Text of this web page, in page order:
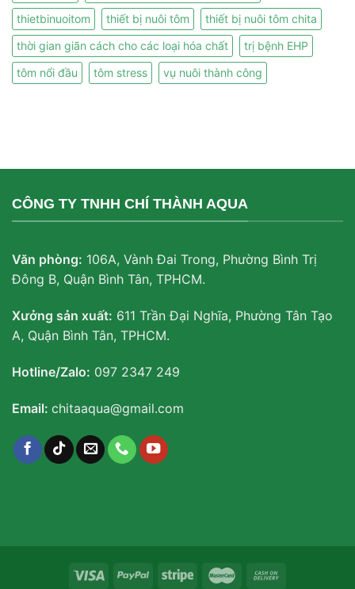
thietbinuoitom
thiết bị nuôi tôm
thiết bị nuôi tôm chita
thời gian giãn cách cho các loại hóa chất
trị bệnh EHP
tôm nổi đầu
tôm stress vụ nuôi thành công
CÔNG TY TNHH CHÍ THÀNH AQUA
Văn phòng: 106A, Vành Đai Trong, Phường Bình Trị
Đông B, Quận Bình Tân, TPHCM.
Xưởng sản xuất: 611 Trần Đại Nghĩa, Phường Tân Tạo
A, Quận Bình Tân, TPHCM.
Hotline/Zalo: 097 2347 249
Email: chitaaqua@gmail.com